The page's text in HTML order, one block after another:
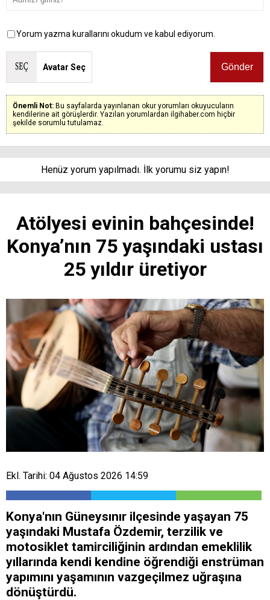
Yorum yazma kurallarını okudum ve kabul ediyorum.
Avatar Seç
Önemli Not: Bu sayfalarda yayınlanan okur yorumları okuyucuların
kendilerine ait görüşlerdir. Yazılan yorumlardan ilgihaber.com hiçbir
şekilde sorumlu tutulamaz.
Henüz yorum yapılmadı. İlk yorumu siz yapın!
Atölyesi evinin bahçesinde!
Konya’nın 75 yaşındaki ustası
25 yıldır üretiyor
Ekl. Tarihi: 04 Ağustos 2026 14:59
Konya'nın Güneysınır ilçesinde yaşayan 75
yaşındaki Mustafa Özdemir, terzilik ve
motosiklet tamirciliğinin ardından emeklilik
yıllarında kendi kendine öğrendiği enstrüman
yapımını yaşamının vazgeçilmez uğraşına
dönüştürdü.